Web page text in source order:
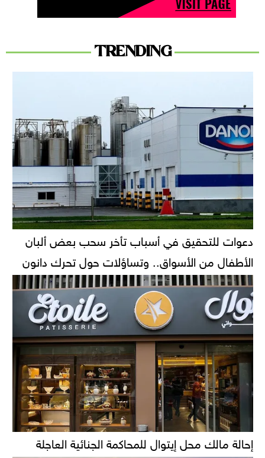
TRENDING
دعوات للتحقيق في أسباب تأخر سحب بعض ألبان
الأطفال من الأسواق.. وتساؤلات حول تحرك دانون
إحالة مالك محل إيتوال للمحاكمة الجنائية العاجلة